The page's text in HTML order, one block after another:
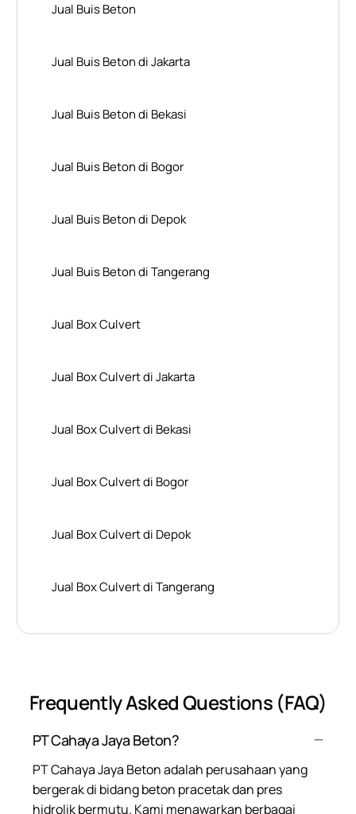
Jual Buis Beton
Jual Buis Beton di Jakarta
Jual Buis Beton di Bekasi
Jual Buis Beton di Bogor
Jual Buis Beton di Depok
Jual Buis Beton di Tangerang
Jual Box Culvert
Jual Box Culvert di Jakarta
Jual Box Culvert di Bekasi
Jual Box Culvert di Bogor
Jual Box Culvert di Depok
Jual Box Culvert di Tangerang
Frequently Asked Questions (FAQ)
PT Cahaya Jaya Beton?
PT Cahaya Jaya Beton adalah perusahaan yang
bergerak di bidang beton pracetak dan pres
hidrolik bermutu. Kami menawarkan berbagai